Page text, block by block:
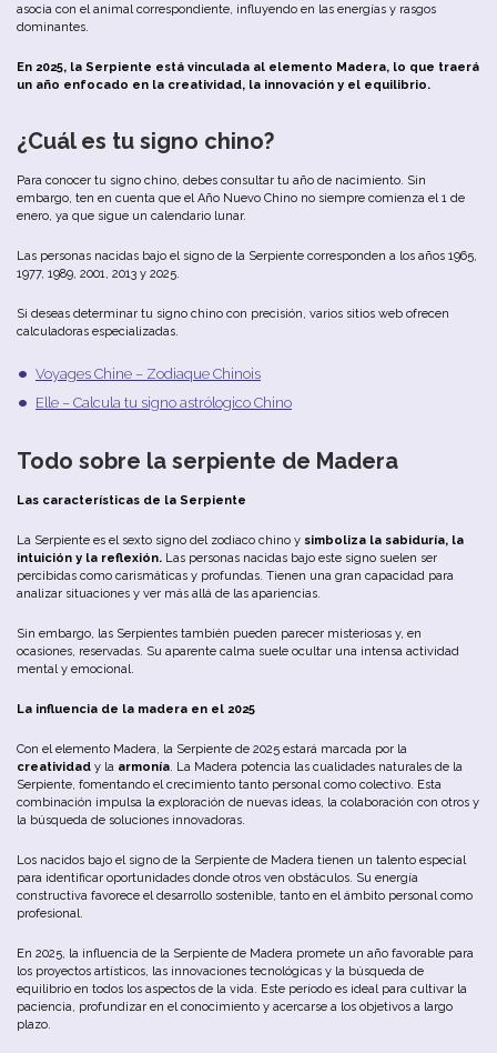
asocia con el animal correspondiente, influyendo en las energías y rasgos
dominantes.
En 2025, la Serpiente está vinculada al elemento Madera, lo que traerá
un año enfocado en la creatividad, la innovación y el equilibrio.
¿Cuál es tu signo chino?
Para conocer tu signo chino, debes consultar tu año de nacimiento. Sin
embargo, ten en cuenta que el Año Nuevo Chino no siempre comienza el 1 de
enero, ya que sigue un calendario lunar.
Las personas nacidas bajo el signo de la Serpiente corresponden a los años 1965,
1977, 1989, 2001, 2013 y 2025.
Si deseas determinar tu signo chino con precisión, varios sitios web ofrecen
calculadoras especializadas.
Voyages Chine – Zodiaque Chinois
Elle – Calcula tu signo astrólogico Chino
Todo sobre la serpiente de Madera
Las características de la Serpiente
La Serpiente es el sexto signo del zodiaco chino y simboliza la sabiduría, la
intuición y la reflexión. Las personas nacidas bajo este signo suelen ser
percibidas como carismáticas y profundas. Tienen una gran capacidad para
analizar situaciones y ver más allá de las apariencias.
Sin embargo, las Serpientes también pueden parecer misteriosas y, en
ocasiones, reservadas. Su aparente calma suele ocultar una intensa actividad
mental y emocional.
La influencia de la madera en el 2025
Con el elemento Madera, la Serpiente de 2025 estará marcada por la
creatividad y la armonía. La Madera potencia las cualidades naturales de la
Serpiente, fomentando el crecimiento tanto personal como colectivo. Esta
combinación impulsa la exploración de nuevas ideas, la colaboración con otros y
la búsqueda de soluciones innovadoras.
Los nacidos bajo el signo de la Serpiente de Madera tienen un talento especial
para identificar oportunidades donde otros ven obstáculos. Su energía
constructiva favorece el desarrollo sostenible, tanto en el ámbito personal como
profesional.
En 2025, la influencia de la Serpiente de Madera promete un año favorable para
los proyectos artísticos, las innovaciones tecnológicas y la búsqueda de
equilibrio en todos los aspectos de la vida. Este período es ideal para cultivar la
paciencia, profundizar en el conocimiento y acercarse a los objetivos a largo
plazo.